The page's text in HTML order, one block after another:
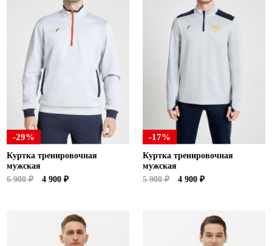
-29%
Куртка тренировочная
мужская
6 900 ₽
4 900 ₽
-17%
Куртка тренировочная
мужская
5 900 ₽
4 900 ₽